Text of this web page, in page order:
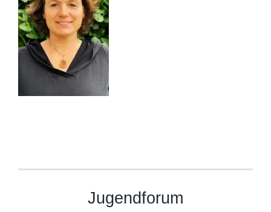
Jugendforum